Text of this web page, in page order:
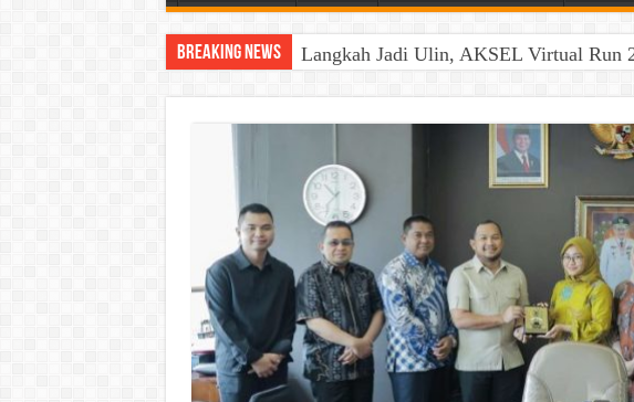
Breaking News Langkah Jadi Ulin, AKSEL Virtual Run